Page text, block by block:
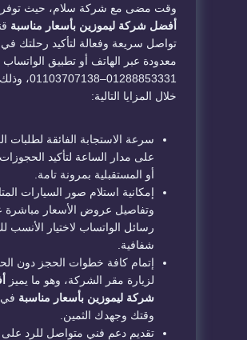
وقت مضى مع شركة سلام، حيث
أفضل شركة ليموزين بأسعار مناسبة
تواصل سريعة وفعالة لتأكيد رحلتك
معدودة عبر الهاتف أو تطبيق الواتساب
خلال المزايا التالية:
سرعة الاستجابة الفائقة لطلبات
على مدار الساعة لتأكيد الحجوزات
أو المستقبلية بمرونة تامة.
إمكانية استلام صور السيارات
وتفاصيل عروض الأسعار مباشرة
رسائل الواتساب لاختيار الأنسب
شفافية.
إتمام كافة خطوات الحجز دون
لزيارة مقر الشركة، وهو ما يميز
شركة ليموزين بأسعار مناسبة في
وقتك وجهدك الثمين.
تقديم دعم فني متواصل للرد